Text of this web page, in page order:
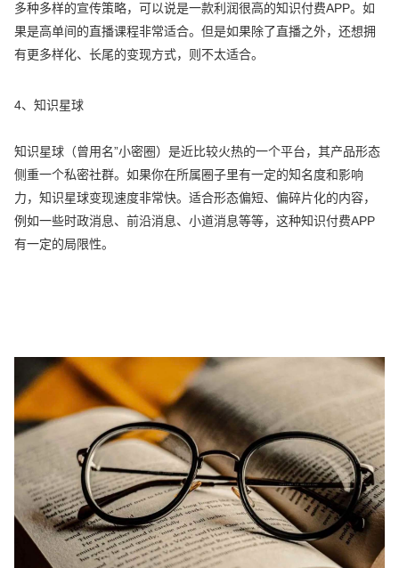
多种多样的宣传策略，可以说是一款利润很高的知识付费APP。如
果是高单间的直播课程非常适合。但是如果除了直播之外，还想拥
有更多样化、长尾的变现方式，则不太适合。
4、知识星球
知识星球（曾用名”小密圈）是近比较火热的一个平台，其产品形态
侧重一个私密社群。如果你在所属圈子里有一定的知名度和影响
力，知识星球变现速度非常快。适合形态偏短、偏碎片化的内容，
例如一些时政消息、前沿消息、小道消息等等，这种知识付费APP
有一定的局限性。